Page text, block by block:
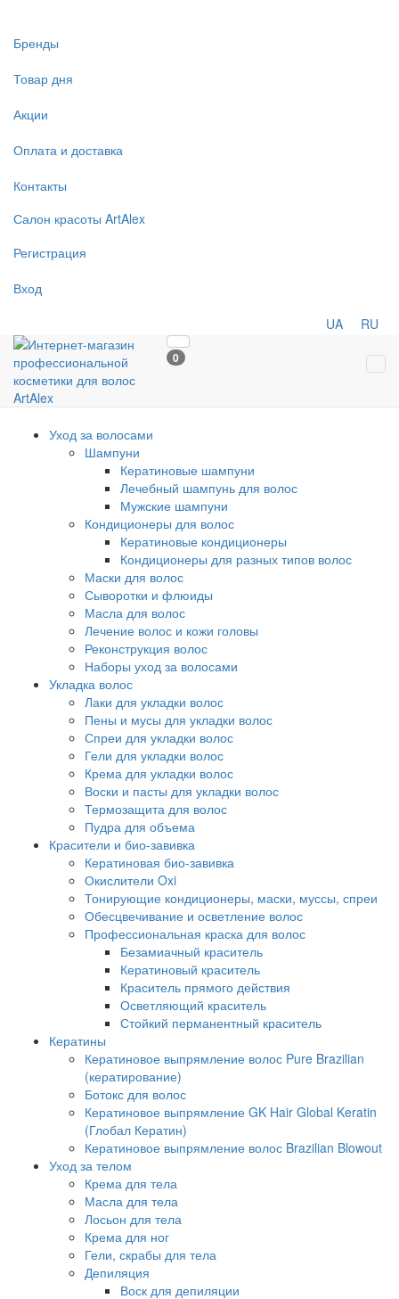
Бренды
Товар дня
Акции
Оплата и доставка
Контакты
Салон красоты ArtAlex
Регистрация
Вход
UA RU
0
Уход за волосами
Шампуни
Кератиновые шампуни
Лечебный шампунь для волос
Мужские шампуни
Кондиционеры для волос
Кератиновые кондиционеры
Кондиционеры для разных типов волос
Маски для волос
Сыворотки и флюиды
Масла для волос
Лечение волос и кожи головы
Реконструкция волос
Наборы уход за волосами
Укладка волос
Лаки для укладки волос
Пены и мусы для укладки волос
Спреи для укладки волос
Гели для укладки волос
Крема для укладки волос
Воски и пасты для укладки волос
Термозащита для волос
Пудра для объема
Красители и био-завивка
Кератиновая био-завивка
Окислители Oxi
Тонирующие кондиционеры, маски, муссы, спреи
Обесцвечивание и осветление волос
Профессиональная краска для волос
Безамиачный краситель
Кератиновый краситель
Краситель прямого действия
Осветляющий краситель
Стойкий перманентный краситель
Кератины
Кератиновое выпрямление волос Pure Brazilian
(кератирование)
Ботокс для волос
Кератиновое выпрямление GK Hair Global Keratin
(Глобал Кератин)
Кератиновое выпрямление волос Brazilian Blowout
Уход за телом
Крема для тела
Масла для тела
Лосьон для тела
Крема для ног
Гели, скрабы для тела
Депиляция
Воск для депиляции